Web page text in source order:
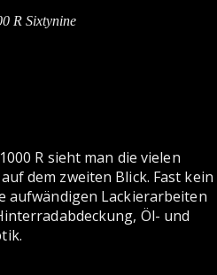
R Sixtynine
R sieht man die vielen
dem zweiten Blick. Fast kein
aufwändigen Lackierarbeiten
Öl- und